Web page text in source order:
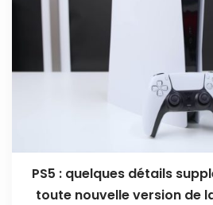
PS5 : quelques détails
toute nouvelle version de